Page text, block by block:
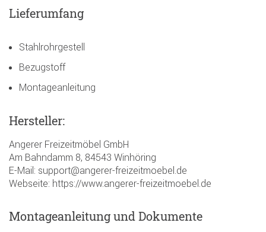
Lieferumfang
Stahlrohrgestell
Bezugstoff
Montageanleitung
Hersteller:
Angerer Freizeitmöbel GmbH
Am Bahndamm 8, 84543 Winhöring
E-Mail: support@angerer-freizeitmoebel.de
Webseite: https://www.angerer-freizeitmoebel.de
Montageanleitung und Dokumente